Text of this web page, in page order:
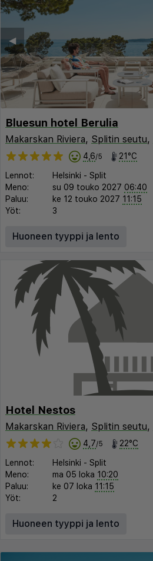
◀︎
Bluesun hotel Berulia
Makarskan Riviera, Splitin seutu,
4,6/5 21°C
Lennot: Helsinki - Split
Meno:
su 09 touko 2027 06:40
Paluu:
ke 12 touko 2027 11:15
Yöt:
3
Huoneen tyyppi ja lento
Hotel Nestos
Makarskan Riviera, Splitin seutu,
4,7/5 22°C
Lennot: Helsinki - Split
Meno:
ma 05 loka 10:20
Paluu:
ke 07 loka 11:15
Yöt:
2
Huoneen tyyppi ja lento